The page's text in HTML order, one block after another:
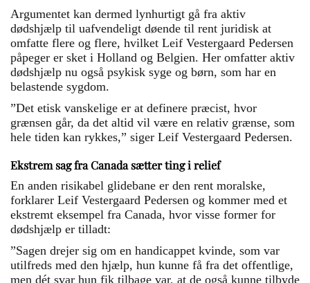
Argumentet kan dermed lynhurtigt gå fra aktiv
dødshjælp til uafvendeligt døende til rent juridisk at
omfatte flere og flere, hvilket Leif Vestergaard Pedersen
påpeger er sket i Holland og Belgien. Her omfatter aktiv
dødshjælp nu også psykisk syge og børn, som har en
belastende sygdom.
”Det etisk vanskelige er at definere præcist, hvor
grænsen går, da det altid vil være en relativ grænse, som
hele tiden kan rykkes,” siger Leif Vestergaard Pedersen.
Ekstrem sag fra Canada sætter ting i relief
En anden risikabel glidebane er den rent moralske,
forklarer Leif Vestergaard Pedersen og kommer med et
ekstremt eksempel fra Canada, hvor visse former for
dødshjælp er tilladt:
”Sagen drejer sig om en handicappet kvinde, som var
utilfreds med den hjælp, hun kunne få fra det offentlige,
men dét svar hun fik tilbage var, at de også kunne tilbyde